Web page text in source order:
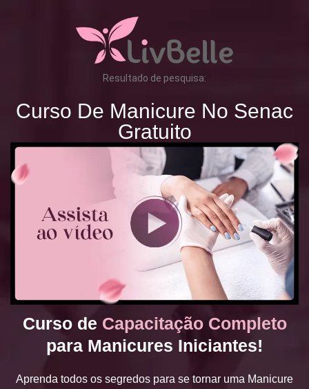
Resultado de pesquisa:
Curso De Manicure No Senac
Gratuito
Curso de Capacitação Completo
para Manicures Iniciantes!
Aprenda todos os segredos para se tornar uma Manicure